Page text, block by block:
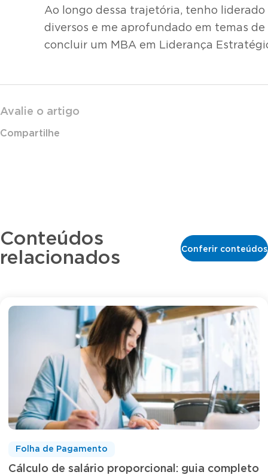
Ao longo dessa trajetória, tenho
diversos e me aprofundado em temas
concluir um MBA em Liderança
Avalie o artigo
Compartilhe
Conteúdos
relacionados
Conferir conteúdos
Cálculo de salário proporcional: guia completo
Folha de Pagamento